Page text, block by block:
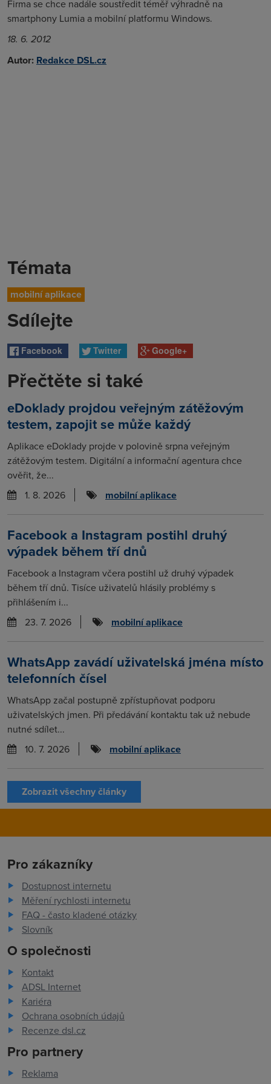
Firma se chce nadále soustředit téměř výhradně na
smartphony Lumia a mobilní platformu Windows.
18. 6. 2012
Autor: Redakce DSL.cz
Témata
mobilní aplikace
Sdílejte
Facebook Twitter Google+
Přečtěte si také
eDoklady projdou veřejným zátěžovým
testem, zapojit se může každý
Aplikace eDoklady projde v polovině srpna veřejným
zátěžovým testem. Digitální a informační agentura chce
ověřit, že...
1. 8. 2026
mobilní aplikace
Facebook a Instagram postihl druhý
výpadek během tří dnů
Facebook a Instagram včera postihl už druhý výpadek
během tří dnů. Tisíce uživatelů hlásily problémy s
přihlášením i...
23. 7. 2026
mobilní aplikace
WhatsApp zavádí uživatelská jména místo
telefonních čísel
WhatsApp začal postupně zpřístupňovat podporu
uživatelských jmen. Při předávání kontaktu tak už nebude
nutné sdílet...
10. 7. 2026
mobilní aplikace
Zobrazit všechny články
Pro zákazníky
Dostupnost internetu
Měření rychlosti internetu
FAQ - často kladené otázky
Slovník
O společnosti
Kontakt
ADSL Internet
Kariéra
Ochrana osobních údajů
Recenze dsl.cz
Pro partnery
Reklama